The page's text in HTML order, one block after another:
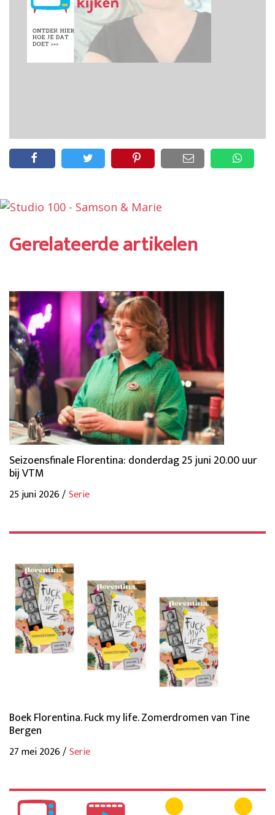
Gerelateerde artikelen
Seizoensfinale Florentina: donderdag 25 juni 20.00 uur
bij VTM
25 juni 2026 /Serie
Boek Florentina. Fuck my life. Zomerdromen van Tine
Bergen
27 mei 2026 /Serie